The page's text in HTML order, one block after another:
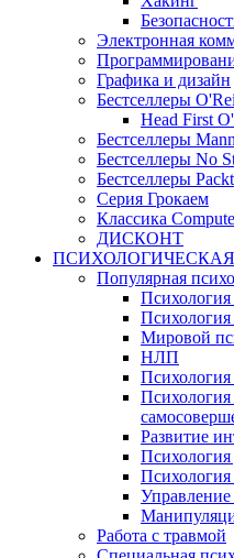
Электронная
Графика и дизайн
Бестселлеры
Head First
Бестселлеры
Бестселлеры No
Бестселлеры Packt
Серия Грокаем
Классика
ДИСКОНТ
ПСИХОЛОГИЧЕСКАЯ
Популярная
Мировой
НЛП
Психология
Развитие
Управление
Работа с травмой